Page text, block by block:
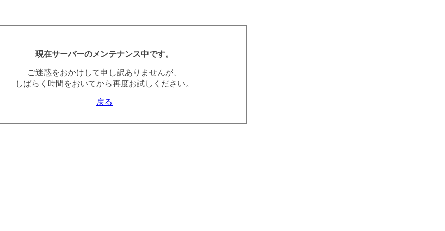
現在サーバーのメンテナンス中です。
ご迷惑をおかけして申し訳ありませんが、
しばらく時間をおいてから再度お試しください。
戻る